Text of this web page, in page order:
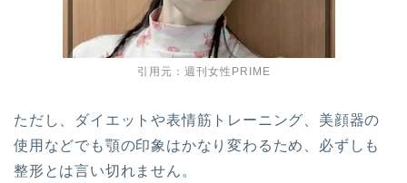
引用元：週刊女性PRIME
ただし、ダイエットや表情筋トレーニング、美顔器の
使用などでも顎の印象はかなり変わるため、必ずしも
整形とは言い切れません。